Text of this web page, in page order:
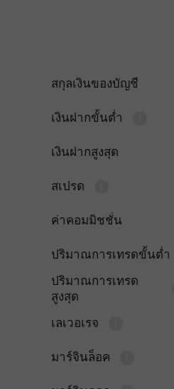
สกุลเงินของบัญชี
เงินฝากขั้นต่ำ
เงินฝากสูงสุด
สเปรด
ค่าคอมมิชชั่น
ปริมาณการเทรดขั้นต่ำ
ปริมาณการเทรด
สูงสุด
เลเวอเรจ
มาร์จินล็อค